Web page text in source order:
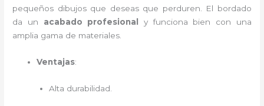
pequeños dibujos que deseas que perduren. El bordado
da un acabado profesional
y funciona bien con una
amplia gama de materiales.
Ventajas:
Alta durabilidad.